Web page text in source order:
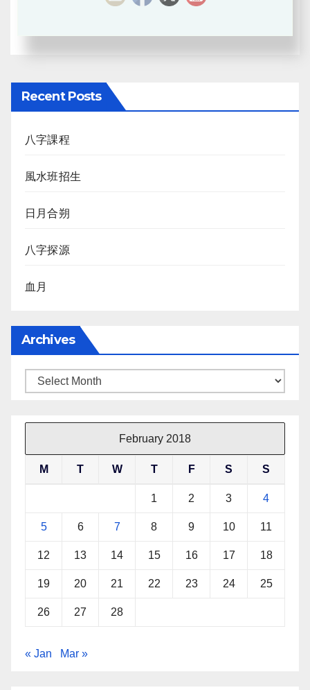
EDITOR
Recent Posts
八字課程
風水班招生
日月合朔
八字探源
血月
Archives
Archives
February 2018
M T W T F S S
1 2 3 4
5 6 7 8 9 10 11
12 13 14 15 16 17 18
19 20 21 22 23 24 25
26 27 28
« Jan Mar »